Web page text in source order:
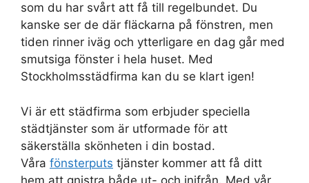
som du har svårt att få till regelbundet. Du
kanske ser de där fläckarna på fönstren, men
tiden rinner iväg och ytterligare en dag går med
smutsiga fönster i hela huset. Med
Stockholmsstädfirma kan du se klart igen!
Vi är ett städfirma som erbjuder speciella
städtjänster som är utformade för att
säkerställa skönheten i din bostad.
Våra fönsterputs tjänster kommer att få ditt
hem att gnistra både ut- och inifrån. Med vår